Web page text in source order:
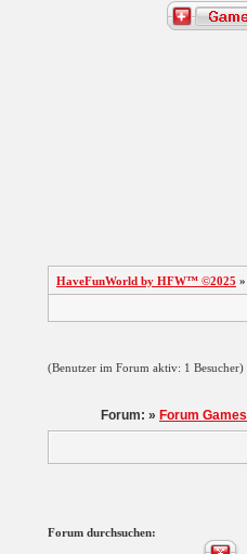
HaveFunWorld by HFW™ ©2025 »
(Benutzer im Forum aktiv: 1 Besucher)
Forum: » Forum Games
Forum durchsuchen: